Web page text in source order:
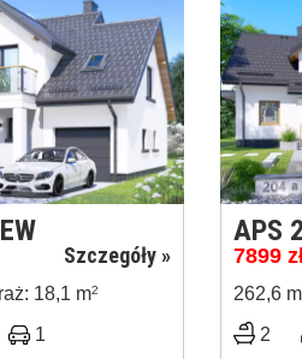
Szczegóły »
18,1 m2
1
APS
7899
262,6 m
2